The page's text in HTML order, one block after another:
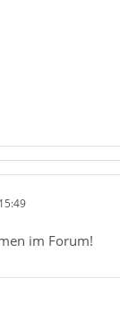
im Forum!